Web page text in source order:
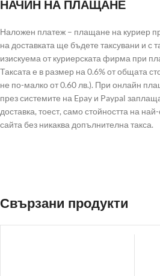
НАЧИН НА ПЛАЩАНЕ
Наложен платеж – плащане на куриер
на доставката ще бъдете таксувани и с
изискуема от куриерската фирма при
Таксата е в размер на 0.6% от общата
не по-малко от 0.60 лв.). При онлайн
през системите на Epay и Paypal
доставка, тоест, само стойността на
сайта без никаква допълнителна такса.
Свързани продукти